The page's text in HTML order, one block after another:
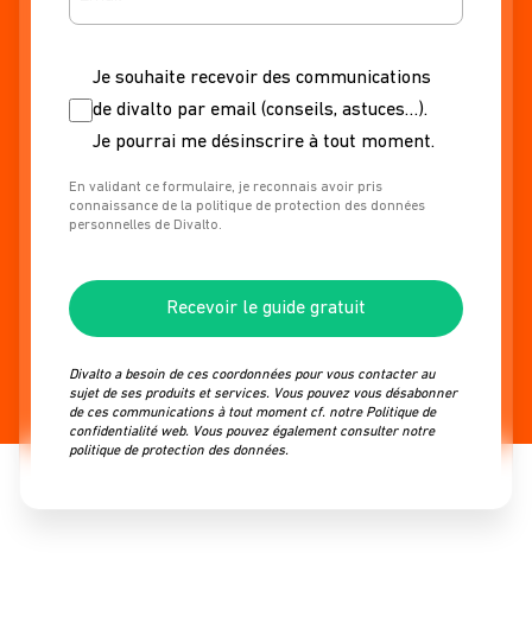
Nonewsletter
Je souhaite recevoir des communications
de divalto par email (conseils, astuces…).
Je pourrai me désinscrire à tout moment.
En validant ce formulaire, je reconnais avoir pris
connaissance de la politique de protection des données
personnelles de Divalto.
Recevoir le guide gratuit
Divalto a besoin de ces coordonnées pour vous contacter au
sujet de ses produits et services. Vous pouvez vous désabonner
de ces communications à tout moment cf. notre Politique de
confidentialité web. Vous pouvez également consulter notre
politique de protection des données.